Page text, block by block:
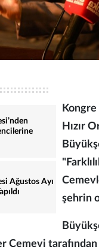
Ağustos Ayı
Hızır
şehrin
Cemevi